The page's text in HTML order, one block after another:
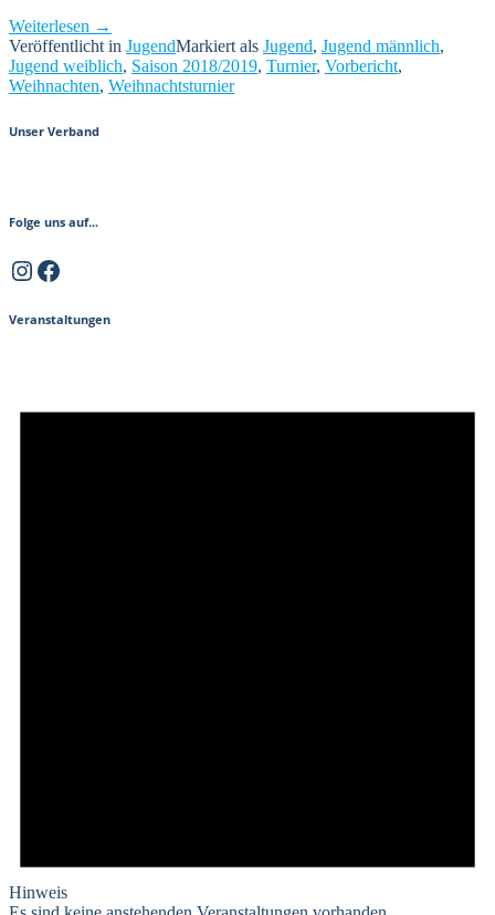
Weiterlesen „Weihnachtsturnier
des
VBC
Hassloch“
→
Veröffentlicht in JugendMarkiert als Jugend, Jugend männlich,
Jugend weiblich, Saison 2018/2019, Turnier, Vorbericht,
Weihnachten, Weihnachtsturnier
Unser Verband
Folge uns auf...
Instagram
Facebook
Veranstaltungen
Hinweis